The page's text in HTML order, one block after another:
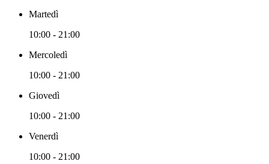
Martedì
10:00 - 21:00
Mercoledì
10:00 - 21:00
Giovedì
10:00 - 21:00
Venerdì
10:00 - 21:00